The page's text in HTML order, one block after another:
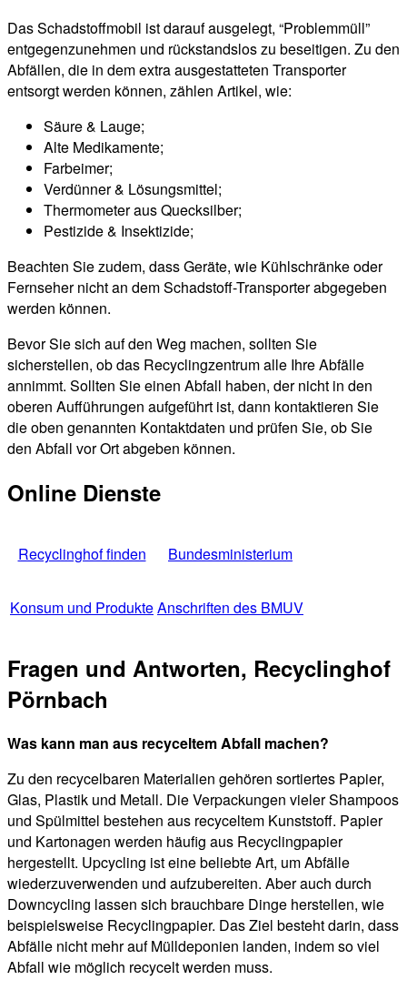
Das Schadstoffmobil ist darauf ausgelegt, “Problemmüll”
entgegenzunehmen und rückstandslos zu beseitigen. Zu den
Abfällen, die in dem extra ausgestatteten Transporter
entsorgt werden können, zählen Artikel, wie:
Säure & Lauge;
Alte Medikamente;
Farbeimer;
Verdünner & Lösungsmittel;
Thermometer aus Quecksilber;
Pestizide & Insektizide;
Beachten Sie zudem, dass Geräte, wie Kühlschränke oder
Fernseher nicht an dem Schadstoff-Transporter abgegeben
werden können.
Bevor Sie sich auf den Weg machen, sollten Sie
sicherstellen, ob das Recyclingzentrum alle Ihre Abfälle
annimmt. Sollten Sie einen Abfall haben, der nicht in den
oberen Aufführungen aufgeführt ist, dann kontaktieren Sie
die oben genannten Kontaktdaten und prüfen Sie, ob Sie
den Abfall vor Ort abgeben können.
Online Dienste
Recyclinghof finden Bundesministerium
Konsum und ProdukteAnschriften des BMUV
Fragen und Antworten, Recyclinghof
Pörnbach
Was kann man aus recyceltem Abfall machen?
Zu den recycelbaren Materialien gehören sortiertes Papier,
Glas, Plastik und Metall. Die Verpackungen vieler Shampoos
und Spülmittel bestehen aus recyceltem Kunststoff. Papier
und Kartonagen werden häufig aus Recyclingpapier
hergestellt. Upcycling ist eine beliebte Art, um Abfälle
wiederzuverwenden und aufzubereiten. Aber auch durch
Downcycling lassen sich brauchbare Dinge herstellen, wie
beispielsweise Recyclingpapier. Das Ziel besteht darin, dass
Abfälle nicht mehr auf Mülldeponien landen, indem so viel
Abfall wie möglich recycelt werden muss.